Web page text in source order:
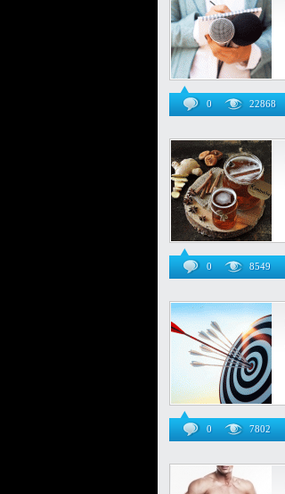
0 22868
0 8549
0 7802